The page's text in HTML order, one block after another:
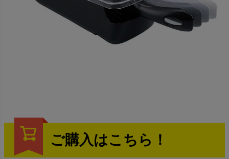
ご購入はこちら！